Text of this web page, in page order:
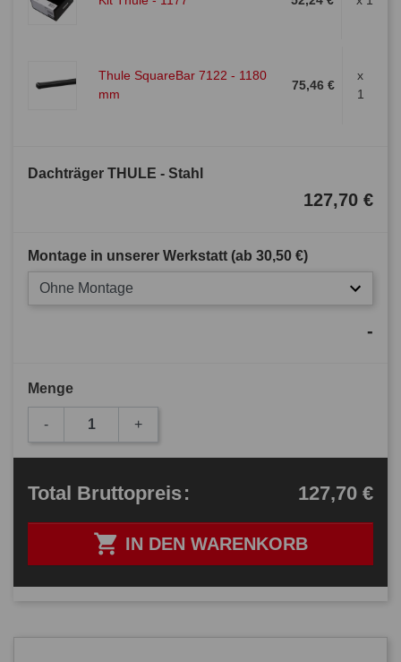
Thule SquareBar 7122 - 1180
mm
75,46 €
x
1
Dachträger THULE - Stahl
127,70 €
Montage in unserer Werkstatt (ab 30,50 €)
Ohne Montage
-
Menge
- +
 IN DEN WARENKORB
Total Bruttopreis: 127,70 €